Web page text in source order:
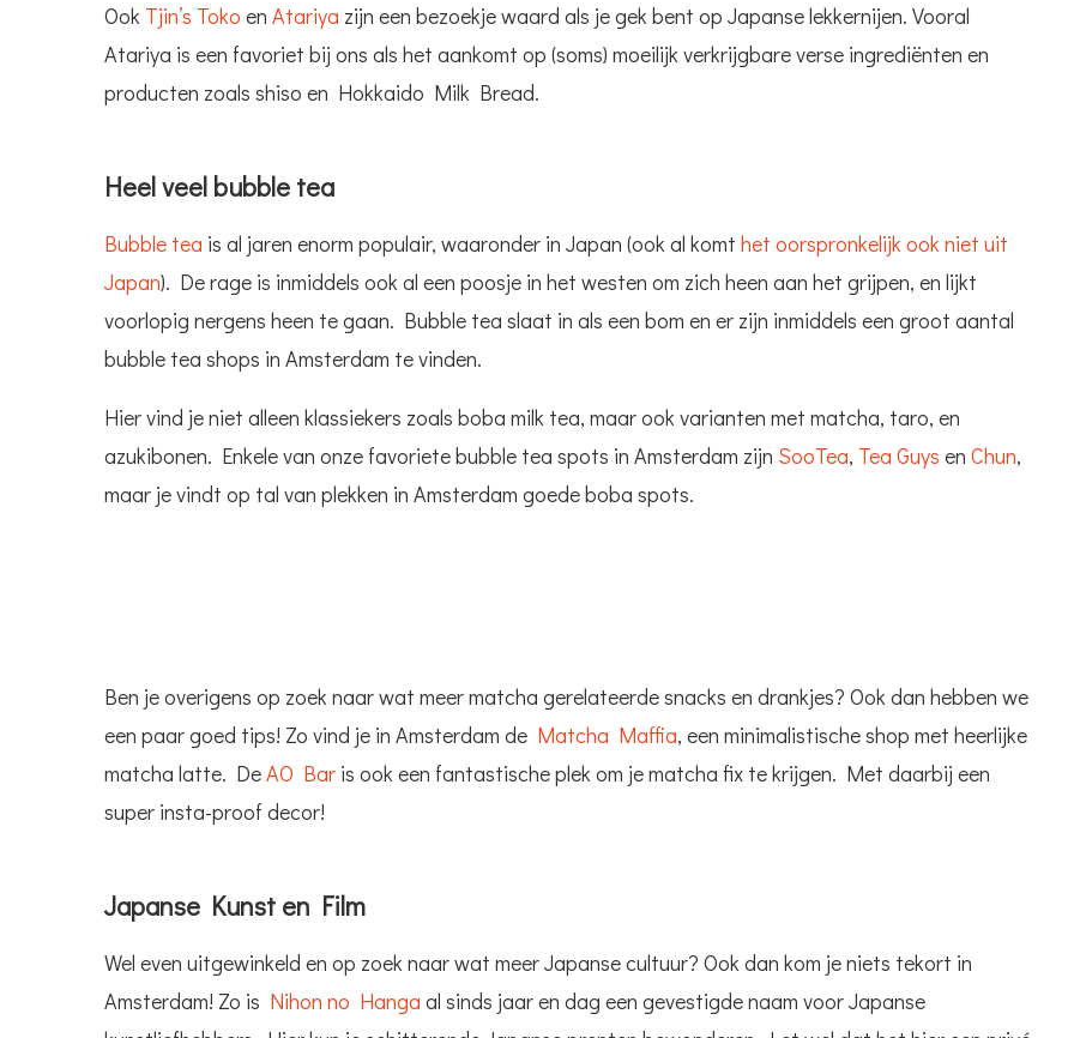
Ook Tjin’s Toko en Atariya zijn een bezoekje waard als je gek bent op Japanse lekkernijen. Vooral
Atariya is een favoriet bij ons als het aankomt op (soms) moeilijk verkrijgbare verse ingrediënten en
producten zoals shiso en Hokkaido Milk Bread.
Heel veel bubble tea
Bubble tea is al jaren enorm populair, waaronder in Japan (ook al komt het oorspronkelijk ook niet uit
Japan). De rage is inmiddels ook al een poosje in het westen om zich heen aan het grijpen, en lijkt
voorlopig nergens heen te gaan. Bubble tea slaat in als een bom en er zijn inmiddels een groot aantal
bubble tea shops in Amsterdam te vinden.
Hier vind je niet alleen klassiekers zoals boba milk tea, maar ook varianten met matcha, taro, en
azukibonen. Enkele van onze favoriete bubble tea spots in Amsterdam zijn SooTea, Tea Guys en Chun,
maar je vindt op tal van plekken in Amsterdam goede boba spots.
Ben je overigens op zoek naar wat meer matcha gerelateerde snacks en drankjes? Ook dan hebben we
een paar goed tips! Zo vind je in Amsterdam de Matcha Maffia, een minimalistische shop met heerlijke
matcha latte. DeAO Bar is ook een fantastische plek om je matcha fix te krijgen. Met daarbij een
super insta-proof decor!
Japanse Kunst en Film
Wel even uitgewinkeld en op zoek naar wat meer Japanse cultuur? Ook dan kom je niets tekort in
Amsterdam! Zo is Nihon no Hanga al sinds jaar en dag een gevestigde naam voor Japanse